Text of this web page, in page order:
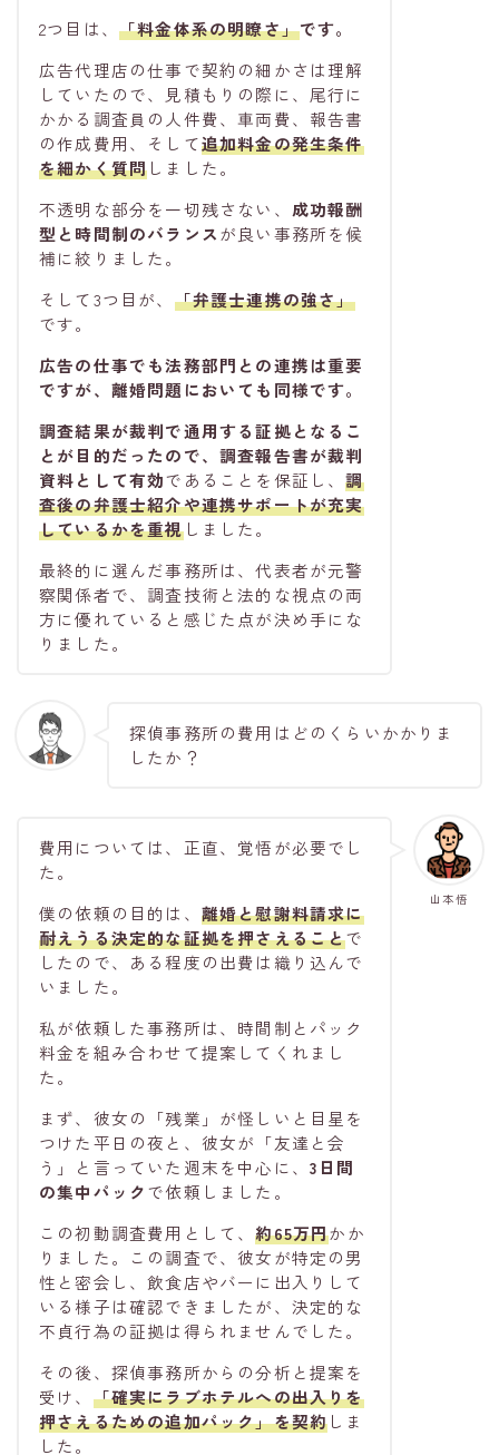
2つ目は、 「料金体系の明瞭さ」です。
広告代理店の仕事で契約の細かさは理解
していたので、見積もりの際に、尾行に
かかる調査員の人件費、車両費、報告書
の作成費用、そして追加料金の発生条件
を細かく質問しました。
不透明な部分を一切残さない、 成功報酬
型と時間制のバランスが良い事務所を候
補に絞りました。
そして3つ目が、 「弁護士連携の強さ」
です。
広告の仕事でも法務部門との連携は重要
ですが、離婚問題においても同様です。
調査結果が裁判で通用する証拠となるこ
とが目的だったので、調査報告書が裁判
資料として有効であることを保証し、調
査後の弁護士紹介や連携サポートが充実
しているかを重視しました。
最終的に選んだ事務所は、代表者が元警
察関係者で、調査技術と法的な視点の両
方に優れていると感じた点が決め手にな
りました。
探偵事務所の費用はどのくらいかかりま
したか？
山本悟
費用については、正直、覚悟が必要でし
た。
僕の依頼の目的は、 離婚と慰謝料請求に
耐えうる決定的な証拠を押さえることで
したので、ある程度の出費は織り込んで
いました。
私が依頼した事務所は、時間制とパック
料金を組み合わせて提案してくれまし
た。
まず、彼女の「残業」が怪しいと目星を
つけた平日の夜と、彼女が「友達と会
う」と言っていた週末を中心に、 3日間
の集中パックで依頼しました。
この初動調査費用として、約65万円かか
りました。この調査で、彼女が特定の男
性と密会し、飲食店やバーに出入りして
いる様子は確認できましたが、決定的な
不貞行為の証拠は得られませんでした。
その後、探偵事務所からの分析と提案を
受け、 「確実にラブホテルへの出入りを
押さえるための追加パック」を契約しま
した。